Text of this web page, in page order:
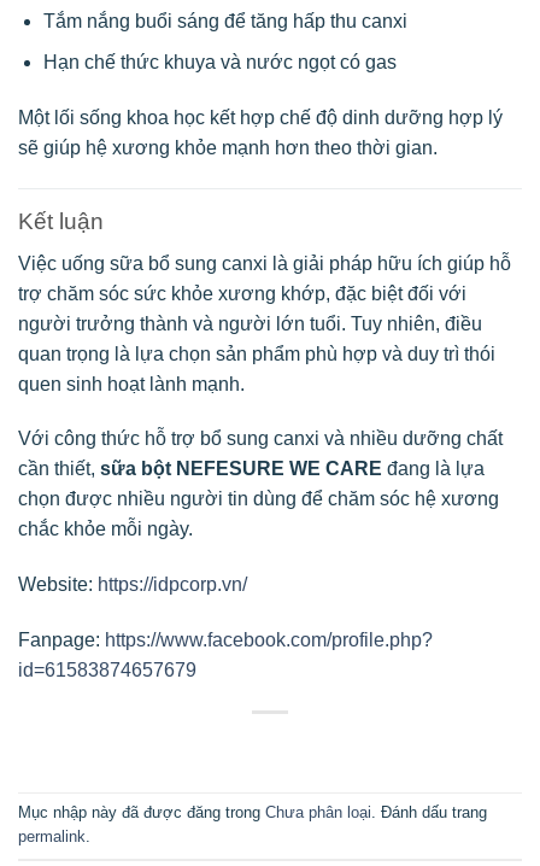
Tắm nắng buổi sáng để tăng hấp thu canxi
Hạn chế thức khuya và nước ngọt có gas
Một lối sống khoa học kết hợp chế độ dinh dưỡng hợp lý
sẽ giúp hệ xương khỏe mạnh hơn theo thời gian.
Kết luận
Việc uống sữa bổ sung canxi là giải pháp hữu ích giúp hỗ
trợ chăm sóc sức khỏe xương khớp, đặc biệt đối với
người trưởng thành và người lớn tuổi. Tuy nhiên, điều
quan trọng là lựa chọn sản phẩm phù hợp và duy trì thói
quen sinh hoạt lành mạnh.
Với công thức hỗ trợ bổ sung canxi và nhiều dưỡng chất
cần thiết, sữa bột NEFESURE WE CARE đang là lựa
chọn được nhiều người tin dùng để chăm sóc hệ xương
chắc khỏe mỗi ngày.
Website: https://idpcorp.vn/
Fanpage: https://www.facebook.com/profile.php?
id=61583874657679
Mục nhập này đã được đăng trong Chưa phân loại. Đánh dấu trang
permalink.